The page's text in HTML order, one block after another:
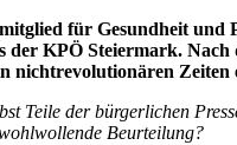
für Gesundheit
KPÖ Steiermark.
nichtrevolutionären Zeiten
Teile der bürgerlichen
Beurteilung?